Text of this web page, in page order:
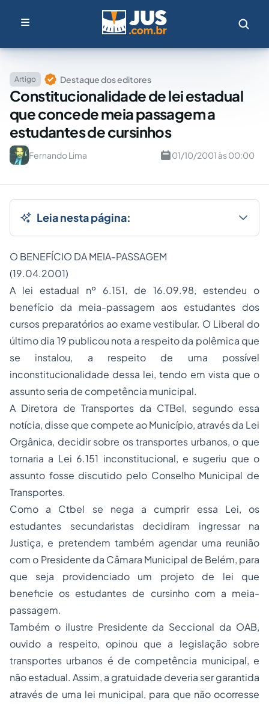
Artigo Destaque dos editores
Constitucionalidade de lei estadual
que concede meia passagem a
estudantes de cursinhos
Fernando Lima 01/10/2001 às 00:00
Leia nesta página:
O BENEFÍCIO DA MEIA-PASSAGEM
(19.04.2001)
A lei estadual nº 6.151, de 16.09.98, estendeu o
benefício da meia-passagem aos estudantes dos
cursos preparatórios ao exame vestibular. O Liberal do
último dia 19 publicou nota a respeito da polêmica que
se instalou, a respeito de uma possível
inconstitucionalidade dessa lei, tendo em vista que o
assunto seria de competência municipal.
A Diretora de Transportes da CTBel, segundo essa
notícia, disse que compete ao Município, através da Lei
Orgânica, decidir sobre os transportes urbanos, o que
tornaria a Lei 6.151 inconstitucional, e sugeriu que o
assunto fosse discutido pelo Conselho Municipal de
Transportes.
Como a Ctbel se nega a cumprir essa Lei, os
estudantes secundaristas decidiram ingressar na
Justiça, e pretendem também agendar uma reunião
com o Presidente da Câmara Municipal de Belém, para
que seja providenciado um projeto de lei que
beneficie os estudantes de cursinho com a meia-
passagem.
Também o ilustre Presidente da Seccional da OAB,
ouvido a respeito, opinou que a legislação sobre
transportes urbanos é de competência municipal, e
não estadual. Assim, a gratuidade deveria ser garantida
através de uma lei municipal, para que não ocorresse